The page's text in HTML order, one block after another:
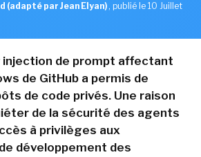
(adapté par Jean Elyan) , publié le 10 Juillet
injection de prompt affectant
de GitHub a permis de
de code privés. Une raison
de la sécurité des agents
à privilèges aux
développement des